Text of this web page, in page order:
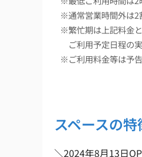
※通常営業時間外は2
※繁忙期は上記料金
ご利用予定日程の
※ご利用料金等は予
スペースの特
＼2024年8月13日